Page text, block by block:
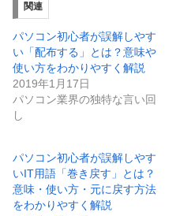
関連
パソコン初心者が誤解しやす
い「配布する」とは？意味や
使い方をわかりやすく解説
2019年1月17日
パソコン業界の独特な言い回
し
パソコン初心者が誤解しやす
いIT用語「巻き戻す」とは？
意味・使い方・元に戻す方法
をわかりやすく解説